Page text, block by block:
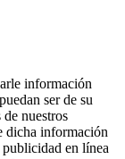
información
ser de su
nuestros
dicha información
en línea